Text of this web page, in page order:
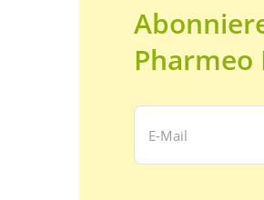
Ihre E-Mail Adresse: